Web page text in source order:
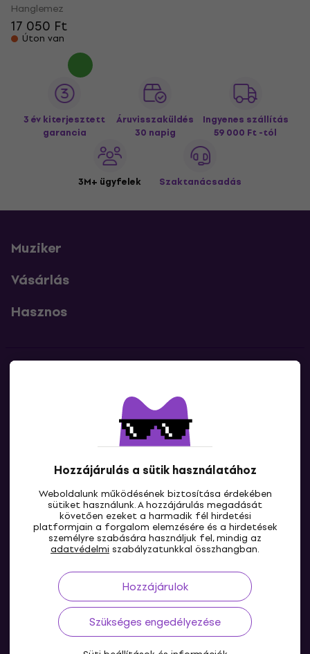
Hozzájárulás a sütik használatához
Weboldalunk működésének biztosítása érdekében
sütiket használunk. A hozzájárulás megadását
követően ezeket a harmadik fél hirdetési
platformjain a forgalom elemzésére és a hirdetések
személyre szabására használjuk fel, mindig az
adatvédelmi szabályzatunkkal összhangban.
Hozzájárulok
Szükséges engedélyezése
Hanglemez
17 050 Ft
Úton van
3 év kiterjesztett
garancia
Áruvisszaküldés
30 napig
Ingyenes szállítás
59 000 Ft -tól
3M+ ügyfelek Szaktanácsadás
Muziker
Vásárlás
Hasznos
Lépj kapcsolatba velünk
HU